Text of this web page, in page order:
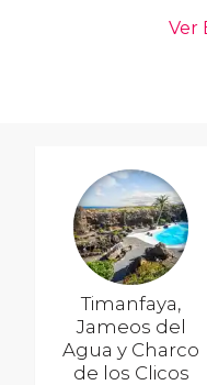
Timanfaya,
Jameos del
Agua y Charco
de los Clicos